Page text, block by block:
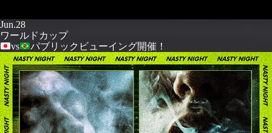
Jun.28
ワールドカップ
vs
パブリックビューイング開催！